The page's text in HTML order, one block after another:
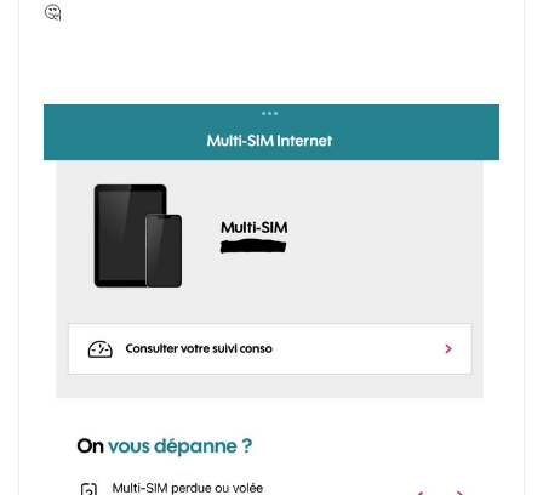
🤔